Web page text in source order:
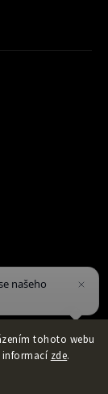
tohoto webu
informací zde.
našeho